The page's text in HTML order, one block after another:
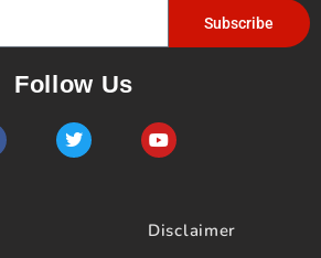
Subscribe
Follow Us
T
w
i
Y
o
u
e
Disclaimer